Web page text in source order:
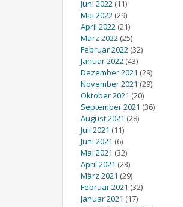
Juni 2022 (11)
Mai 2022 (29)
April 2022 (21)
März 2022 (25)
Februar 2022 (32)
Januar 2022 (43)
Dezember 2021 (29)
November 2021 (29)
Oktober 2021 (20)
September 2021 (36)
August 2021 (28)
Juli 2021 (11)
Juni 2021 (6)
Mai 2021 (32)
April 2021 (23)
März 2021 (29)
Februar 2021 (32)
Januar 2021 (17)